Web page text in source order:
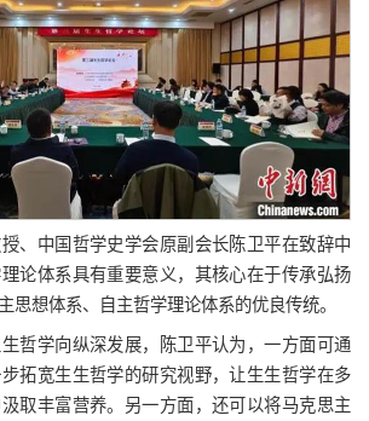
、中国哲学史学会原副会长陈卫平在致辞中
论体系具有重要意义，其核心在于传承弘扬
思想体系、自主哲学理论体系的优良传统。
哲学向纵深发展，陈卫平认为，一方面可通
拓宽生生哲学的研究视野，让生生哲学在多
取丰富营养。另一方面，还可以将马克思主